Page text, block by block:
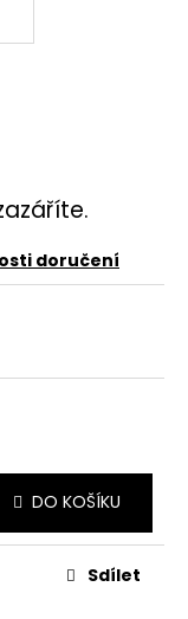
doručení
DO KOŠÍKU
Sdílet